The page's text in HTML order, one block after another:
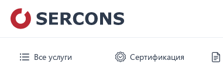
Все услуги Сертификация